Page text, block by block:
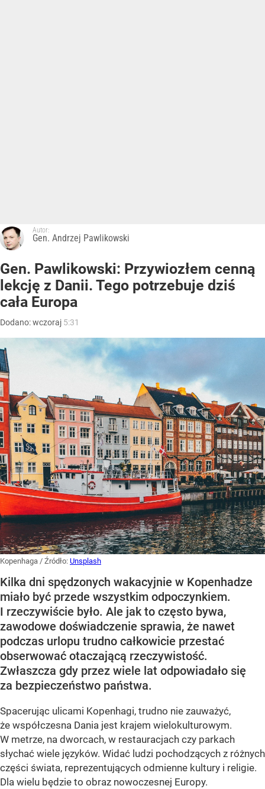
Autor:
Gen. Andrzej Pawlikowski
Gen. Pawlikowski: Przywiozłem cenną
lekcję z Danii. Tego potrzebuje dziś
cała Europa
Dodano:wczoraj 5:31
Kopenhaga / Źródło: Unsplash
Kilka dni spędzonych wakacyjnie w Kopenhadze
miało być przede wszystkim odpoczynkiem.
I rzeczywiście było. Ale jak to często bywa,
zawodowe doświadczenie sprawia, że nawet
podczas urlopu trudno całkowicie przestać
obserwować otaczającą rzeczywistość.
Zwłaszcza gdy przez wiele lat odpowiadało się
za bezpieczeństwo państwa.
Spacerując ulicami Kopenhagi, trudno nie zauważyć,
że współczesna Dania jest krajem wielokulturowym.
W metrze, na dworcach, w restauracjach czy parkach
słychać wiele języków. Widać ludzi pochodzących z różnych
części świata, reprezentujących odmienne kultury i religie.
Dla wielu będzie to obraz nowoczesnej Europy.